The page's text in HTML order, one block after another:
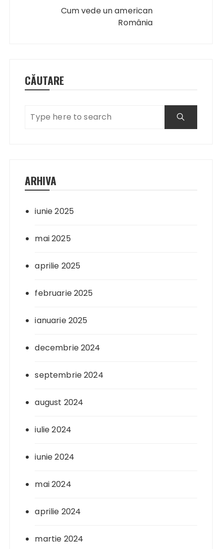
Cum vede un american
România
CĂUTARE
ARHIVA
iunie 2025
mai 2025
aprilie 2025
februarie 2025
ianuarie 2025
decembrie 2024
septembrie 2024
august 2024
iulie 2024
iunie 2024
mai 2024
aprilie 2024
martie 2024